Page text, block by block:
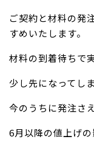
ご契約と材料の発
すめいたします。
材料の到着待ちで
少し先になってし
今のうちに発注さ
6月以降の値上げの